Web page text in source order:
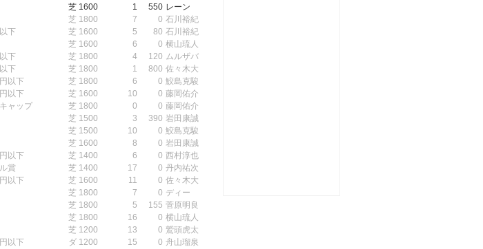
芝 1600 1 550 レーン
芝 1800 7 0 石川裕紀
下 芝 1600 5 80 石川裕紀
芝 1600 6 0 横山琉人
下 芝 1800 4 120 ムルザバ
下 芝 1800 1 800 佐々木大
以下 芝 1800 6 0 鮫島克駿
以下 芝 1600 10 0 藤岡佑介
ャップ 芝 1800 0 0 藤岡佑介
芝 1500 3 390 岩田康誠
芝 1500 10 0 鮫島克駿
芝 1600 8 0 岩田康誠
以下 芝 1400 6 0 西村淳也
賞 芝 1400 17 0 丹内祐次
以下 芝 1600 11 0 佐々木大
芝 1800 7 0 ディー
芝 1800 5 155 菅原明良
芝 1800 16 0 横山琉人
芝 1200 13 0 鷲頭虎太
以下 ダ 1200 15 0 舟山瑠泉